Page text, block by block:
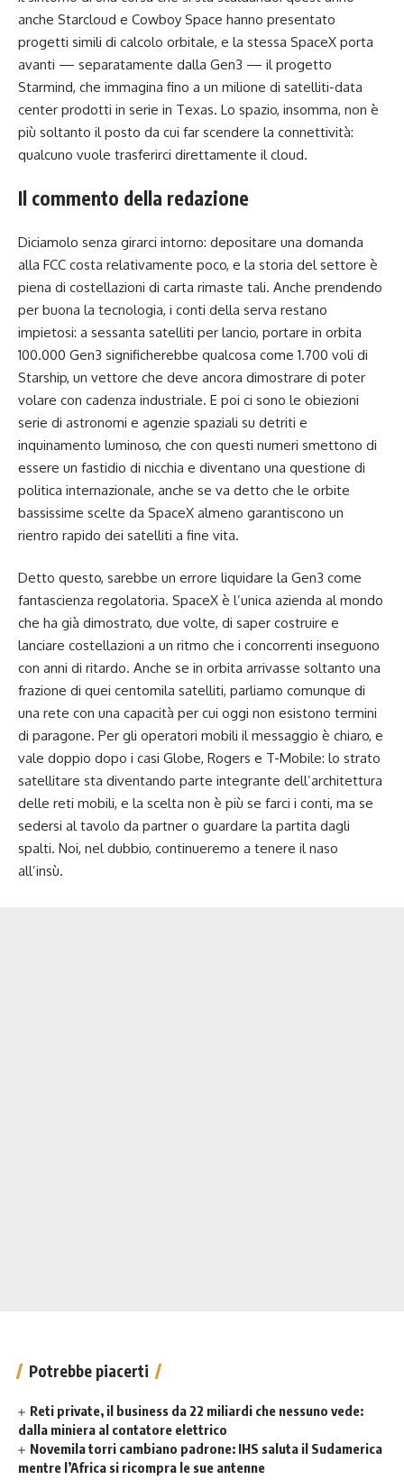
anche Starcloud e Cowboy Space hanno presentato
progetti simili di calcolo orbitale, e la stessa SpaceX porta
avanti — separatamente dalla Gen3 — il progetto
Starmind, che immagina fino a un milione di satelliti-data
center prodotti in serie in Texas. Lo spazio, insomma, non è
più soltanto il posto da cui far scendere la connettività:
qualcuno vuole trasferirci direttamente il cloud.
Il commento della redazione
Diciamolo senza girarci intorno: depositare una domanda
alla FCC costa relativamente poco, e la storia del settore è
piena di costellazioni di carta rimaste tali. Anche prendendo
per buona la tecnologia, i conti della serva restano
impietosi: a sessanta satelliti per lancio, portare in orbita
100.000 Gen3 significherebbe qualcosa come 1.700 voli di
Starship, un vettore che deve ancora dimostrare di poter
volare con cadenza industriale. E poi ci sono le obiezioni
serie di astronomi e agenzie spaziali su detriti e
inquinamento luminoso, che con questi numeri smettono di
essere un fastidio di nicchia e diventano una questione di
politica internazionale, anche se va detto che le orbite
bassissime scelte da SpaceX almeno garantiscono un
rientro rapido dei satelliti a fine vita.
Detto questo, sarebbe un errore liquidare la Gen3 come
fantascienza regolatoria. SpaceX è l’unica azienda al mondo
che ha già dimostrato, due volte, di saper costruire e
lanciare costellazioni a un ritmo che i concorrenti inseguono
con anni di ritardo. Anche se in orbita arrivasse soltanto una
frazione di quei centomila satelliti, parliamo comunque di
una rete con una capacità per cui oggi non esistono termini
di paragone. Per gli operatori mobili il messaggio è chiaro, e
vale doppio dopo i casi Globe, Rogers e T-Mobile: lo strato
satellitare sta diventando parte integrante dell’architettura
delle reti mobili, e la scelta non è più se farci i conti, ma se
sedersi al tavolo da partner o guardare la partita dagli
spalti. Noi, nel dubbio, continueremo a tenere il naso
all’insù.
Potrebbe piacerti
Reti private, il business da 22 miliardi che nessuno vede:
dalla miniera al contatore elettrico
Novemila torri cambiano padrone: IHS saluta il Sudamerica
mentre l’Africa si ricompra le sue antenne